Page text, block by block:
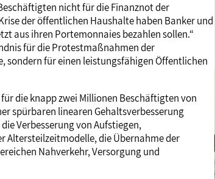
nicht für die Finanznot der
der öffentlichen Haushalte haben Banker und
aus ihren Portemonnaies bezahlen sollen.“
für die Protestmaßnahmen der
sondern für einen leistungsfähigen Öffentlichen
die knapp zwei Millionen Beschäftigten von
spürbaren linearen Gehaltsverbesserung
Verbesserung von Aufstiegen,
Altersteilzeitmodelle, die Übernahme der
Nahverkehr, Versorgung und